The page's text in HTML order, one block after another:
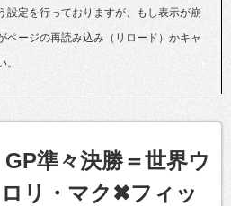
設定を行っておりますが、もし表示が崩
ページの再読み込み（リロード）かキャ
GP準々決勝＝世界ウ
リ・マク✖フィッ